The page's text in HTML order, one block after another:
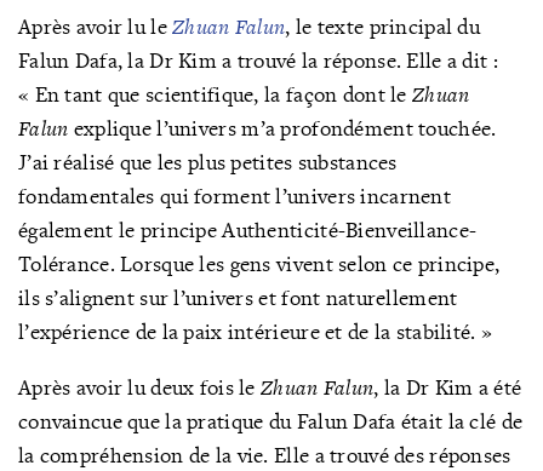
Après avoir lu leZhuan Falun, le texte principal du
Falun Dafa, la Dr Kim a trouvé la réponse. Elle a dit :
« En tant que scientifique, la façon dont le Zhuan
Falun explique l’univers m’a profondément touchée.
J’ai réalisé que les plus petites substances
fondamentales qui forment l’univers incarnent
également le principe Authenticité-Bienveillance-
Tolérance. Lorsque les gens vivent selon ce principe,
ils s’alignent sur l’univers et font naturellement
l’expérience de la paix intérieure et de la stabilité. »
Après avoir lu deux fois leZhuan Falun, la Dr Kim a été
convaincue que la pratique du Falun Dafa était la clé de
la compréhension de la vie. Elle a trouvé des réponses